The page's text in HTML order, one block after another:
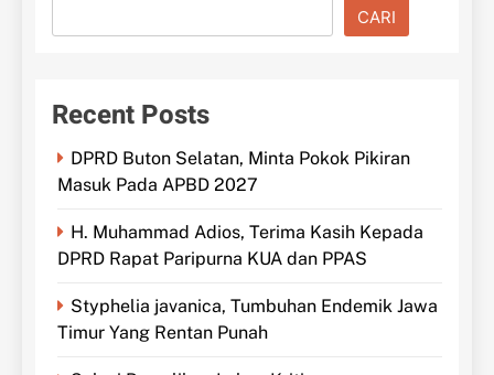
CARI
Recent Posts
DPRD Buton Selatan, Minta Pokok Pikiran
Masuk Pada APBD 2027
H. Muhammad Adios, Terima Kasih Kepada
DPRD Rapat Paripurna KUA dan PPAS
Styphelia javanica, Tumbuhan Endemik Jawa
Timur Yang Rentan Punah